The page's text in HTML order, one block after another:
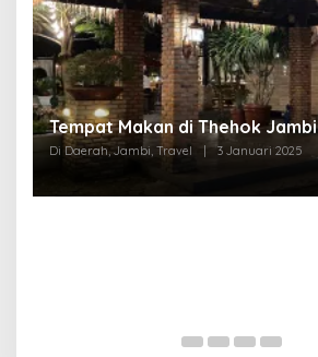
Tempat Makan di Thehok Jambi
Di Daerah, Jambi, Travel | 3 Januari 2025